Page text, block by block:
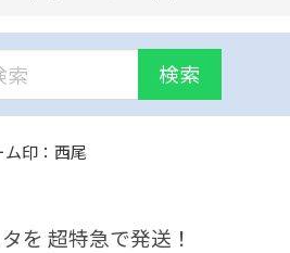
検索
印：西尾
を 超特急で発送！